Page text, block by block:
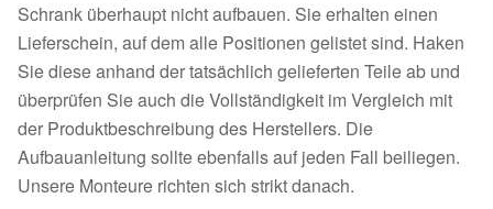
Schrank überhaupt nicht aufbauen. Sie erhalten einen
Lieferschein, auf dem alle Positionen gelistet sind. Haken
Sie diese anhand der tatsächlich gelieferten Teile ab und
überprüfen Sie auch die Vollständigkeit im Vergleich mit
der Produktbeschreibung des Herstellers. Die
Aufbauanleitung sollte ebenfalls auf jeden Fall beiliegen.
Unsere Monteure richten sich strikt danach.